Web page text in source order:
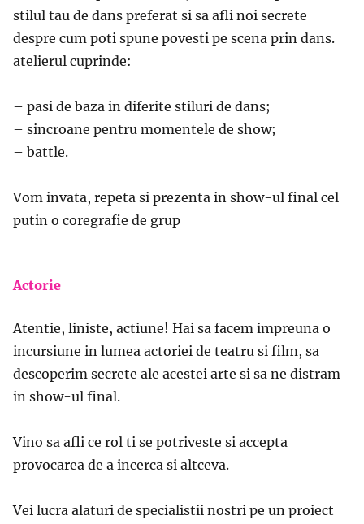
stilul tau de dans preferat si sa afli noi secrete
despre cum poti spune povesti pe scena prin dans.
atelierul cuprinde:
– pasi de baza in diferite stiluri de dans;
– sincroane pentru momentele de show;
– battle.
Vom invata, repeta si prezenta in show-ul final cel
putin o coregrafie de grup
Actorie
Atentie, liniste, actiune! Hai sa facem impreuna o
incursiune in lumea actoriei de teatru si film, sa
descoperim secrete ale acestei arte si sa ne distram
in show-ul final.
Vino sa afli ce rol ti se potriveste si accepta
provocarea de a incerca si altceva.
Vei lucra alaturi de specialistii nostri pe un proiect